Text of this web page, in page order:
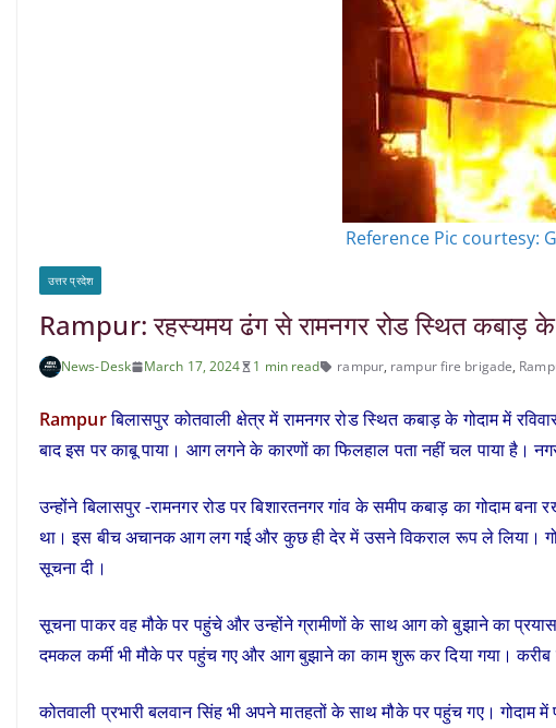
Reference Pic courtesy:
उत्तर प्रदेश
Rampur: रहस्यमय ढंग से रामनगर रोड स्थित कबाड़
News-Desk March 17, 2024 1 min read rampur, rampur fire brigade,
Rampurबिलासपुर कोतवाली क्षेत्र में रामनगर रोड स्थित कबाड़ के गोदाम में
बाद इस पर काबू पाया। आग लगने के कारणों का फिलहाल पता नहीं चल पाया है।
उन्होंने बिलासपुर -रामनगर रोड पर बिशारतनगर गांव के समीप कबाड़ का गोदाम बना
था। इस बीच अचानक आग लग गई और कुछ ही देर में उसने विकराल रूप ले लिया।
सूचना दी।
सूचना पाकर वह मौके पर पहुंचे और उन्होंने ग्रामीणों के साथ आग को बुझाने का
दमकल कर्मी भी मौके पर पहुंच गए और आग बुझाने का काम शुरू कर दिया गया।
कोतवाली प्रभारी बलवान सिंह भी अपने मातहतों के साथ मौके पर पहुंच गए। गोदाम